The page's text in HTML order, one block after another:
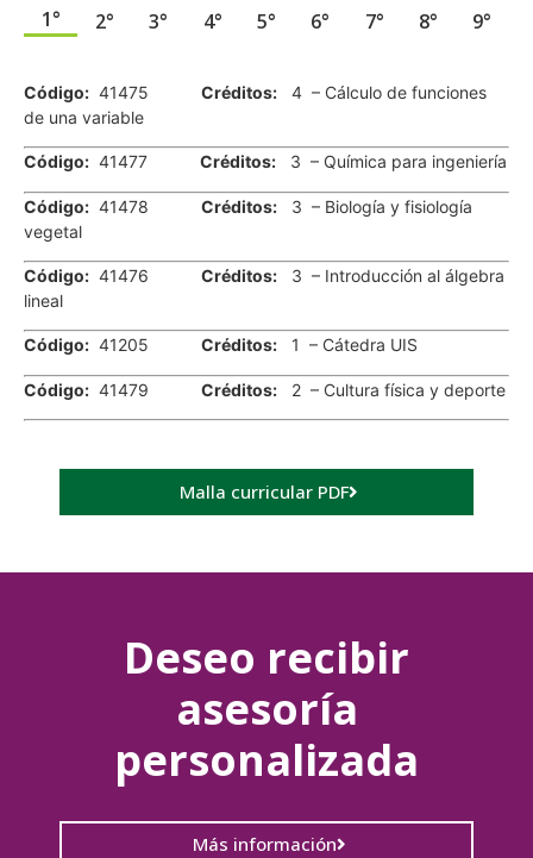
1° 2° 3° 4° 5° 6° 7° 8° 9°
Código: 41475 Créditos: 4 – Cálculo de funciones
de una variable
Código: 41477 Créditos: 3 – Química para ingeniería
Código: 41478 Créditos: 3 – Biología y fisiología
vegetal
Código: 41476 Créditos: 3 – Introducción al álgebra
lineal
Código: 41205 Créditos: 1 – Cátedra UIS
Código: 41479 Créditos: 2 – Cultura física y deporte
Malla curricular PDF
Deseo recibir
asesoría
personalizada
Más información